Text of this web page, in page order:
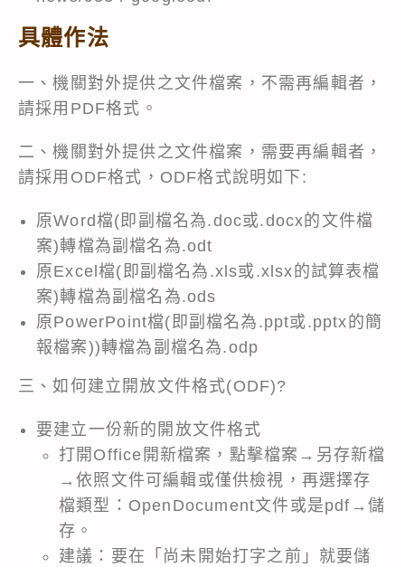
具體作法
一、機關對外提供之文件檔案，不需再編輯者，
請採用PDF格式。
二、機關對外提供之文件檔案，需要再編輯者，
請採用ODF格式，ODF格式說明如下:
原Word檔(即副檔名為.doc或.docx的文件檔
案)轉檔為副檔名為.odt
原Excel檔(即副檔名為.xls或.xlsx的試算表檔
案)轉檔為副檔名為.ods
原PowerPoint檔(即副檔名為.ppt或.pptx的簡
報檔案))轉檔為副檔名為.odp
三、如何建立開放文件格式(ODF)?
要建立一份新的開放文件格式
打開Office開新檔案，點擊檔案→另存新檔
→依照文件可編輯或僅供檢視，再選擇存
檔類型：OpenDocument文件或是pdf→儲
存。
建議：要在「尚未開始打字之前」就要儲